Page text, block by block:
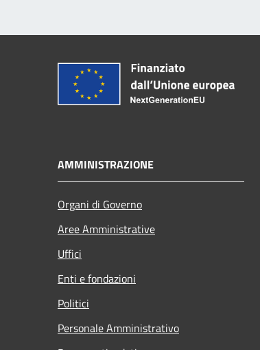
AMMINISTRAZIONE
Organi di Governo
Aree Amministrative
Uffici
Enti e fondazioni
Politici
Personale Amministrativo